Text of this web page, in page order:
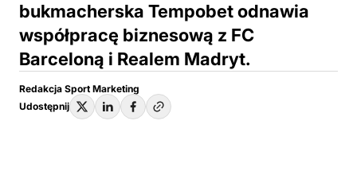
bukmacherska Tempobet odnawia
współpracę biznesową z FC
Barceloną i Realem Madryt.
Redakcja Sport Marketing
Udostępnij